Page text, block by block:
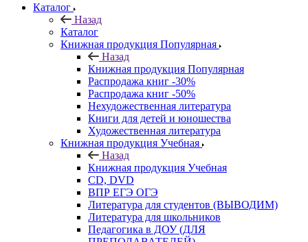
Каталог
Назад
Каталог
Книжная продукция Популярная
Назад
Книжная продукция Популярная
Распродажа книг -30%
Распродажа книг -50%
Нехудожественная литература
Книги для детей и юношества
Художественная литература
Книжная продукция Учебная
Назад
Книжная продукция Учебная
CD, DVD
ВПР ЕГЭ ОГЭ
Литература для студентов (ВЫВОДИМ)
Литература для школьников
Педагогика в ДОУ (ДЛЯ